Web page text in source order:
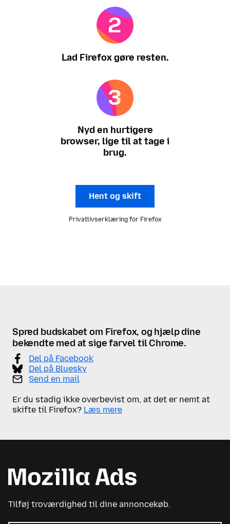
Lad Firefox gøre resten.
Nyd en hurtigere
browser, lige til at tage i
brug.
Hent og skift
Privatlivserklæring for Firefox
Spred budskabet om Firefox, og hjælp dine
bekendte med at sige farvel til Chrome.
Del på Facebook
Del på Bluesky
Send en mail
Er du stadig ikke overbevist om, at det er nemt at
skifte til Firefox? Læs mere
Tilføj troværdighed til dine annoncekøb.